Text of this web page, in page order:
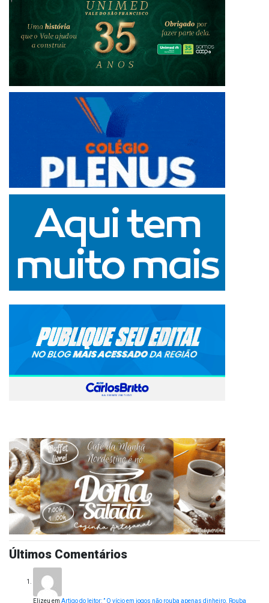
Últimos Comentários
Elizeu em Artigo do leitor: ” O vício em jogos não rouba apenas dinheiro. Rouba